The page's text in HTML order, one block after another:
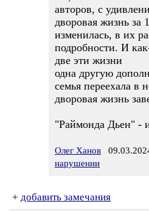
авторов, с
дворовая жизнь за
изменилась, в их
подробности. И
две эти жизни
одна другую
семья переехала в
дворовая жизнь
"Раймонда Дьен" -
Олег Ханов
нарушении
+ добавить замечания